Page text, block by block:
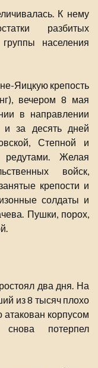
К нему
разбитых
населения
Яицкую крепость
вечером 8 мая
в направлении
и за десять дней
Степной и
Желая
войск,
крепости и
солдаты и
Пушки, порох,
два дня. На
из 8 тысяч плохо
корпусом
снова потерпел